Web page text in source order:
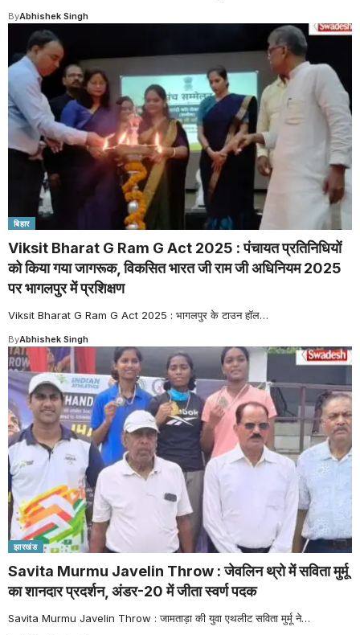
ByAbhishek Singh
बिहार
Viksit Bharat G Ram G Act 2025 : पंचायत प्रतिनिधियों
को किया गया जागरूक, विकसित भारत जी राम जी अधिनियम 2025
पर भागलपुर में प्रशिक्षण
Viksit Bharat G Ram G Act 2025 : भागलपुर के टाउन हॉल…
ByAbhishek Singh
झारखंड
Savita Murmu Javelin Throw : जेवलिन थ्रो में सविता मुर्मू
का शानदार प्रदर्शन, अंडर-20 में जीता स्वर्ण पदक
Savita Murmu Javelin Throw : जामताड़ा की युवा एथलीट सविता मुर्मू ने…